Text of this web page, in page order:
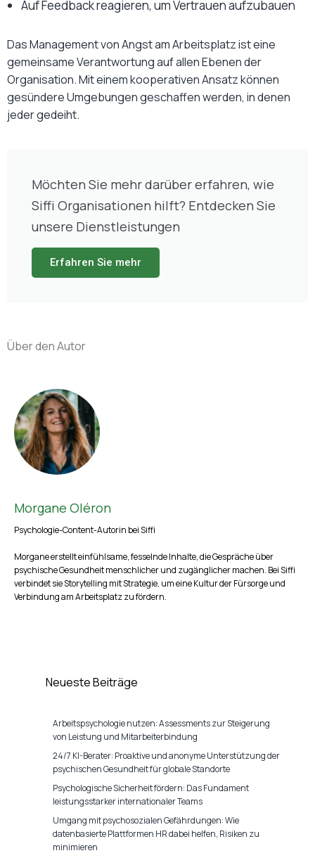
Auf Feedback reagieren, um Vertrauen aufzubauen
Das Management von Angst am Arbeitsplatz ist eine
gemeinsame Verantwortung auf allen Ebenen der
Organisation. Mit einem kooperativen Ansatz können
gesündere Umgebungen geschaffen werden, in denen
jeder gedeiht.
Möchten Sie mehr darüber erfahren, wie
Siffi Organisationen hilft? Entdecken Sie
unsere Dienstleistungen
Erfahren Sie mehr
Über den Autor
Morgane Oléron
Psychologie-Content-Autorin bei Siffi
Morgane erstellt einfühlsame, fesselnde Inhalte, die Gespräche über
psychische Gesundheit menschlicher und zugänglicher machen. Bei Siffi
verbindet sie Storytelling mit Strategie, um eine Kultur der Fürsorge und
Verbindung am Arbeitsplatz zu fördern.
Neueste Beiträge
Arbeitspsychologie nutzen: Assessments zur Steigerung
von Leistung und Mitarbeiterbindung
24/7 KI-Berater: Proaktive und anonyme Unterstützung der
psychischen Gesundheit für globale Standorte
Psychologische Sicherheit fördern: Das Fundament
leistungsstarker internationaler Teams
Umgang mit psychosozialen Gefährdungen: Wie
datenbasierte Plattformen HR dabei helfen, Risiken zu
minimieren